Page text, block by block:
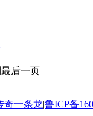
后一页
奇一条龙|鲁ICP备